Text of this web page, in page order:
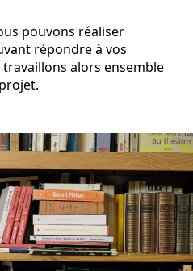
pouvons réaliser
répondre à vos
alors ensemble